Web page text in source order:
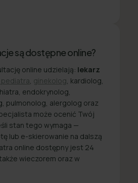
są dostępne online?
online udzielają: lekarz
pediatra ginekolog , kardiolog,
endokrynolog,
pulmonolog, alergolog oraz
może ocenić Twój
stan tego wymaga —
lub e-skierowanie na dalszą
online dostępny jest 24
wieczorem oraz w